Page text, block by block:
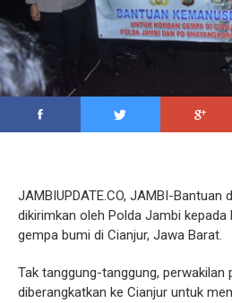
JAMBIUPDATE.CO, JAMBI-Bantuan
dikirimkan oleh Polda Jambi
gempa bumi di Cianjur, Jawa Barat.
Tak tanggung-tanggung, perwakilan
diberangkatkan ke Cianjur untuk